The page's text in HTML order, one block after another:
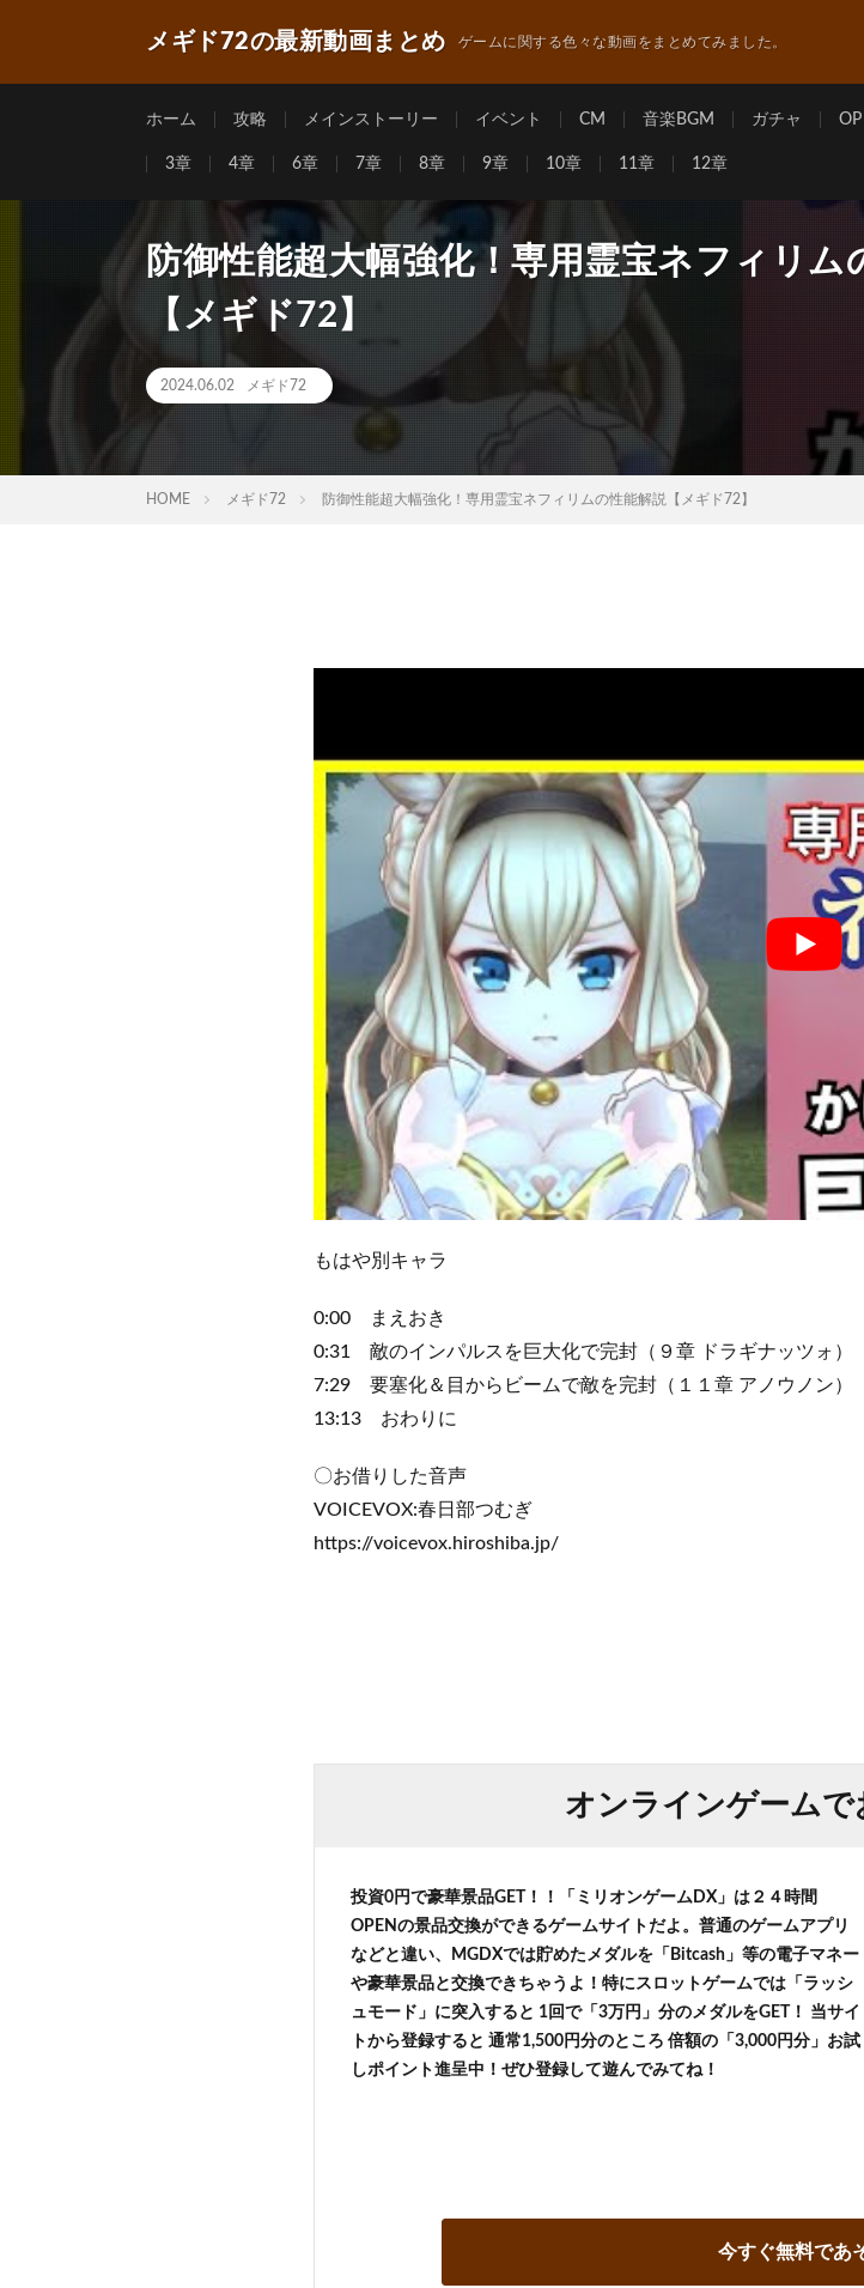
メギド72の最新動画まとめ ゲームに関する色々な動画をまとめてみました。
ホーム 攻略 メインストーリー イベント CM 音楽BGM ガチャ OP
3章 4章 6章 7章 8章 9章 10章 11章 12章
防御性能超大幅強化！専用霊宝ネフィリム
【メギド72】
2024.06.02 メギド72
HOME メギド72 防御性能超大幅強化！専用霊宝ネフィリムの性能解説【メギド72】
もはや別キャラ
0:00 まえおき
0:31 敵のインパルスを巨大化で完封（９章 ドラギナッツォ）
7:29 要塞化＆目からビームで敵を完封（１１章 アノウノン）
13:13 おわりに
〇お借りした音声
VOICEVOX:春日部つむぎ
https://voicevox.hiroshiba.jp/
オンラインゲームで
投資0円で豪華景品GET！！「ミリオンゲームDX」は２４時間
OPENの景品交換ができるゲームサイトだよ。普通のゲームアプリ
などと違い、MGDXでは貯めたメダルを「Bitcash」等の電子マネー
や豪華景品と交換できちゃうよ！特にスロットゲームでは「ラッシ
ュモード」に突入すると 1回で「3万円」分のメダルをGET！ 当サイ
トから登録すると 通常1,500円分のところ 倍額の「3,000円分」お試
しポイント進呈中！ぜひ登録して遊んでみてね！
今すぐ無料であ